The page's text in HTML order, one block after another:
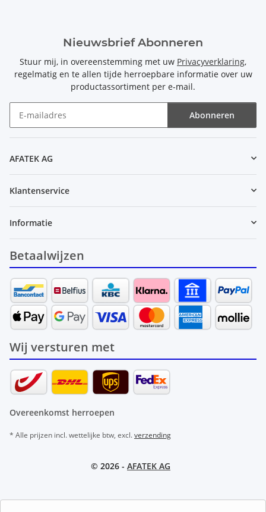
Nieuwsbrief Abonneren
Stuur mij, in overeenstemming met uw Privacyverklaring,
regelmatig en te allen tijde herroepbare informatie over uw
productassortiment per e-mail.
Abonneren
AFATEK AG
Klantenservice
Informatie
Betaalwijzen
Wij versturen met
Overeenkomst herroepen
* Alle prijzen incl. wettelijke btw, excl.verzending
© 2026 - AFATEK AG